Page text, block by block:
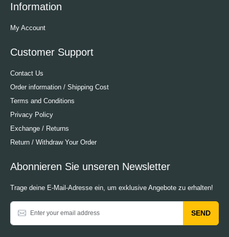
Information
My Account
Customer Support
Contact Us
Order information / Shipping Cost
Terms and Conditions
Privacy Policy
Exchange / Returns
Return / Withdraw Your Order
Abonnieren Sie unseren Newsletter
Trage deine E-Mail-Adresse ein, um exklusive Angebote zu erhalten!
SEND